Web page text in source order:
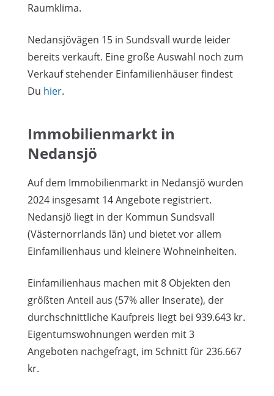
Raumklima.
Nedansjövägen 15 in Sundsvall wurde leider
bereits verkauft. Eine große Auswahl noch zum
Verkauf stehender Einfamilienhäuser findest
Du hier.
Immobilienmarkt in
Nedansjö
Auf dem Immobilienmarkt in Nedansjö wurden
2024 insgesamt 14 Angebote registriert.
Nedansjö liegt in der Kommun Sundsvall
(Västernorrlands län) und bietet vor allem
Einfamilienhaus und kleinere Wohneinheiten.
Einfamilienhaus machen mit 8 Objekten den
größten Anteil aus (57% aller Inserate), der
durchschnittliche Kaufpreis liegt bei 939.643 kr.
Eigentumswohnungen werden mit 3
Angeboten nachgefragt, im Schnitt für 236.667
kr.